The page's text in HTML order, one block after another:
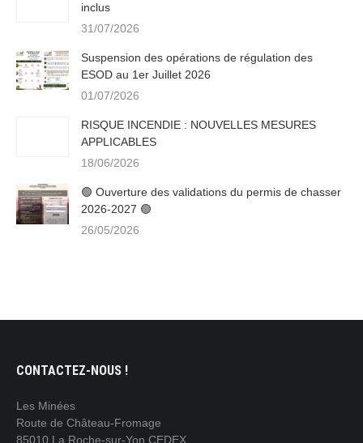
inclus
31/07/2026
Suspension des opérations de régulation des
ESOD au 1er Juillet 2026
01/07/2026
RISQUE INCENDIE : NOUVELLES MESURES
APPLICABLES
18/06/2026
🟢 Ouverture des validations du permis de chasser
2026-2027 🟢
26/05/2026
CONTACTEZ-NOUS !
Les Minées
Route de Château-Fromage
85010 La Roche-sur-Yon CEDEX